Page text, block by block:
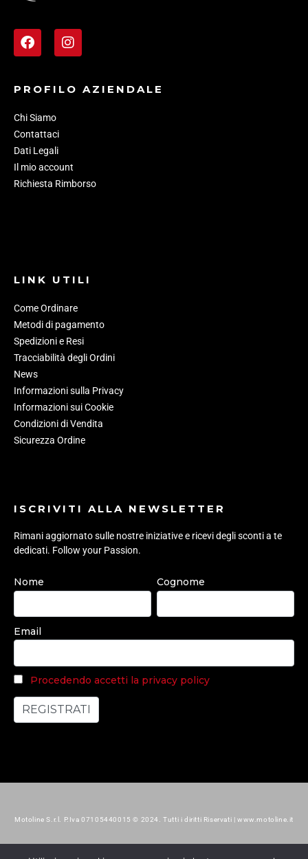
PROFILO AZIENDALE
Chi Siamo
Contattaci
Dati Legali
Il mio account
Richiesta Rimborso
LINK UTILI
Come Ordinare
Metodi di pagamento
Spedizioni e Resi
Tracciabilità degli Ordini
News
Informazioni sulla Privacy
Informazioni sui Cookie
Condizioni di Vendita
Sicurezza Ordine
ISCRIVITI ALLA NEWSLETTER
Rimani aggiornato sulle nostre iniziative e ricevi degli sconti a te
dedicati. Follow your Passion.
Nome Cognome
Email
Procedendo accetti la privacy policy
Motoline S.r.l. P.Iva 07105440015 © 2024. Tutti i diritti Riservati | www.motoline.it